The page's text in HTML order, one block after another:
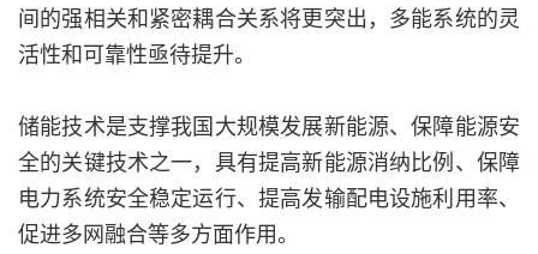
间的强相关和紧密耦合关系将更突出，多能系统的灵
活性和可靠性亟待提升。
储能技术是支撑我国大规模发展新能源、保障能源安
全的关键技术之一，具有提高新能源消纳比例、保障
电力系统安全稳定运行、提高发输配电设施利用率、
促进多网融合等多方面作用。